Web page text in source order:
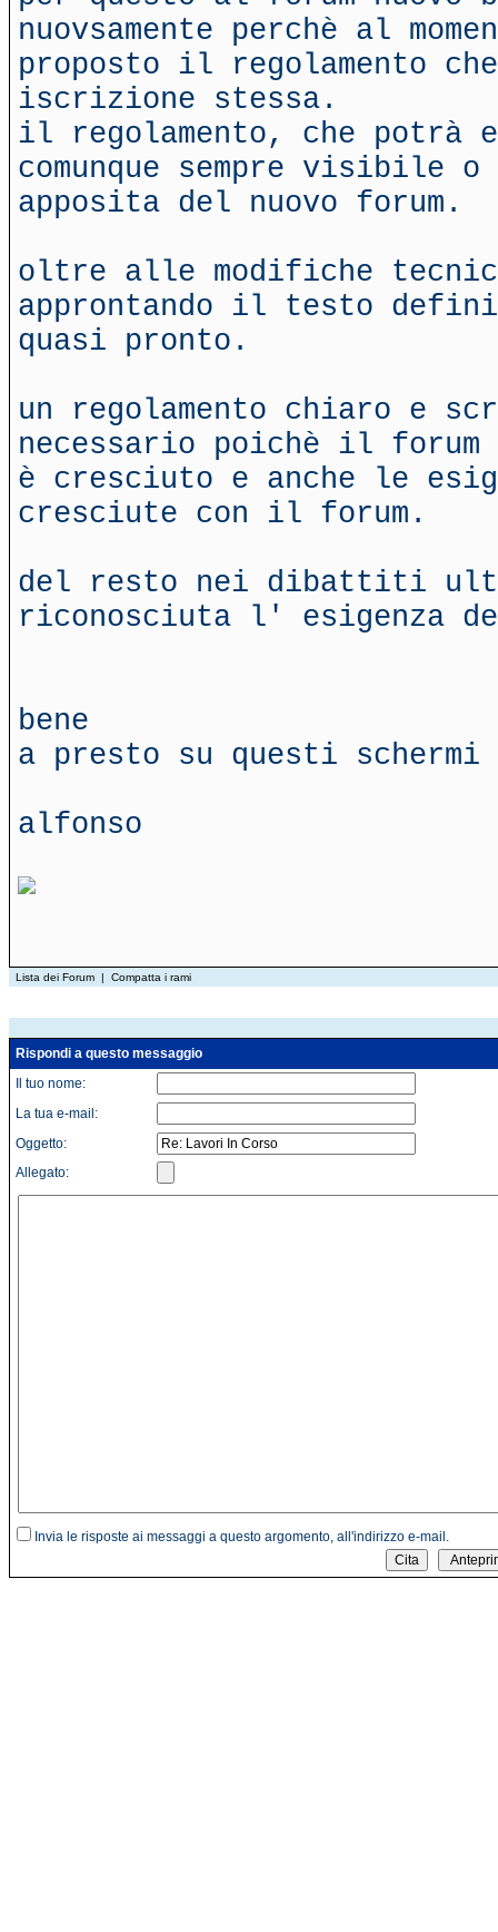
nuovsamente perchè al
proposto il regolamento
iscrizione stessa.
il regolamento, che potrà
comunque sempre visibile
apposita del nuovo forum.
oltre alle modifiche
approntando il testo
quasi pronto.
un regolamento chiaro e
necessario poichè il forum
è cresciuto e anche le
cresciute con il forum.
del resto nei dibattiti
riconosciuta l' esigenza
bene
a presto su questi schermi
alfonso
Lista dei Forum | Compatta i rami
Rispondi a questo messaggio
Il tuo nome:
La tua e-mail:
Oggetto:
Allegato:
Invia le risposte ai messaggi a questo argomento, all'indirizzo e-mail.